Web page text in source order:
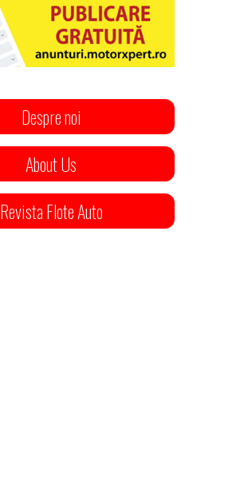
Despre noi
About Us
Revista Flote Auto